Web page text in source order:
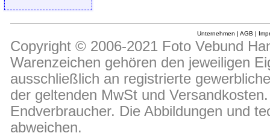
Unternehmen | AGB |
Copyright © 2006-2021 Foto Vebund
Warenzeichen gehören den jeweiligen
ausschließlich an registrierte
der geltenden MwSt und
Endverbraucher. Die Abbildungen und
abweichen.